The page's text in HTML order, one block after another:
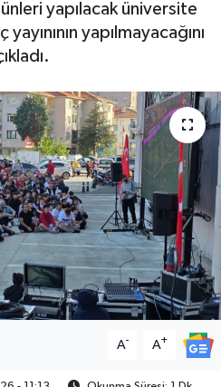
yapılacak üniversite
yapılmayacağını
A- A+